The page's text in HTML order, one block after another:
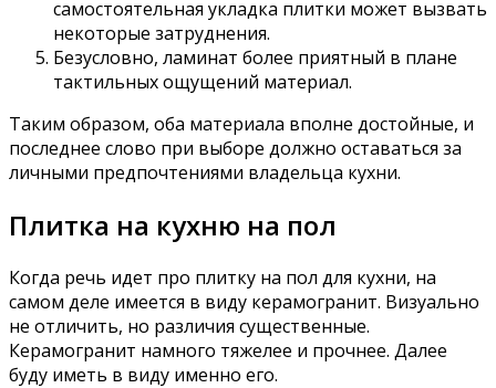
самостоятельная укладка плитки может вызвать
некоторые затруднения.
Безусловно, ламинат более приятный в плане
тактильных ощущений материал.
Таким образом, оба материала вполне достойные, и
последнее слово при выборе должно оставаться за
личными предпочтениями владельца кухни.
Плитка на кухню на пол
Когда речь идет про плитку на пол для кухни, на
самом деле имеется в виду керамогранит. Визуально
не отличить, но различия существенные.
Керамогранит намного тяжелее и прочнее. Далее
буду иметь в виду именно его.